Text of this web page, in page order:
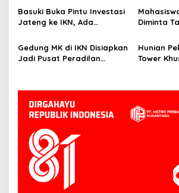
Basuki Buka Pintu Investasi
Jateng ke IKN, Ada
Diminta
dan
Gedung MK di IKN Disiapkan
Jadi Pusat Peradilan
Persen
Hunian
Tower